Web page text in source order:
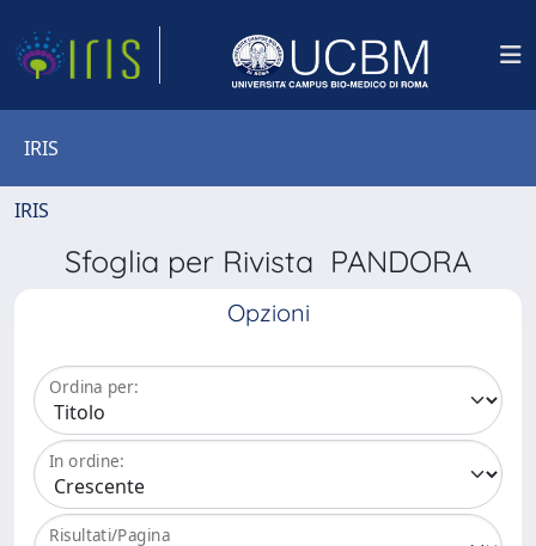
IRIS
IRIS
Sfoglia per Rivista PANDORA
Opzioni
Ordina per:
In ordine:
Risultati/Pagina